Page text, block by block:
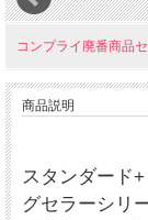
コンプライ廃番商品
商品説明
スタンダード
グセラーシリ